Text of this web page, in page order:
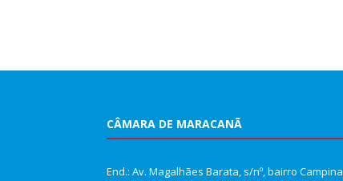
CÂMARA DE MARACANÃ
End.: Av. Magalhães Barata, s/nº, bairro Campina